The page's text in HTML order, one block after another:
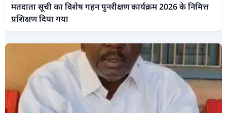
मतदाता सूची का विशेष गहन पुनरीक्षण कार्यक्रम 2026 के निमित्त
प्रशिक्षण दिया गया